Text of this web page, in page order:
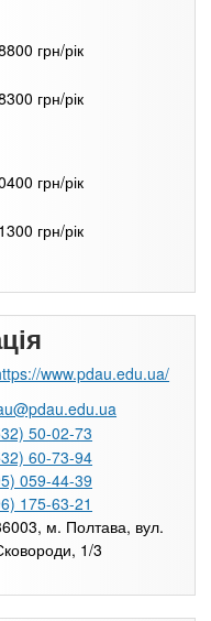
грн/рік
грн/рік
грн/рік
грн/рік
www.pdau.edu.ua/
50-02-73
60-73-94
059-44-39
175-63-21
м. Полтава, вул.
1/3